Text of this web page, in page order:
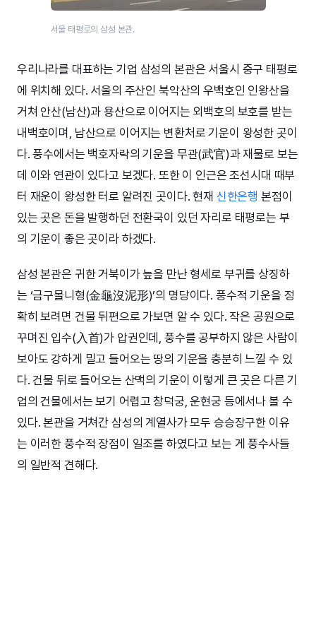
서울 태평로의 삼성 본관.
우리나라를 대표하는 기업 삼성의 본관은 서울시 중구 태평로
에 위치해 있다. 서울의 주산인 북악산의 우백호인 인왕산을
거쳐 안산(남산)과 용산으로 이어지는 외백호의 보호를 받는
내백호이며, 남산으로 이어지는 변환처로 기운이 왕성한 곳이
다. 풍수에서는 백호자락의 기운을 무관(武官)과 재물로 보는
데 이와 연관이 있다고 보겠다. 또한 이 인근은 조선시대 때부
터 재운이 왕성한 터로 알려진 곳이다. 현재 신한은행 본점이
있는 곳은 돈을 발행하던 전환국이 있던 자리로 태평로는 부
의 기운이 좋은 곳이라 하겠다.
삼성 본관은 귀한 거북이가 늪을 만난 형세로 부귀를 상징하
는 ‘금구몰니형(金龜沒泥形)’의 명당이다. 풍수적 기운을 정
확히 보려면 건물 뒤편으로 가보면 알 수 있다. 작은 공원으로
꾸며진 입수(入首)가 압권인데, 풍수를 공부하지 않은 사람이
보아도 강하게 밀고 들어오는 땅의 기운을 충분히 느낄 수 있
다. 건물 뒤로 들어오는 산맥의 기운이 이렇게 큰 곳은 다른 기
업의 건물에서는 보기 어렵고 창덕궁, 운현궁 등에서나 볼 수
있다. 본관을 거쳐간 삼성의 계열사가 모두 승승장구한 이유
는 이러한 풍수적 장점이 일조를 하였다고 보는 게 풍수사들
의 일반적 견해다.